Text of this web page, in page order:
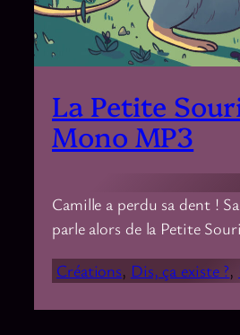
La Petite
Mono MP3
Camille a perdu sa dent !
parle alors de la Petite
Créations, Dis, ça existe ?,